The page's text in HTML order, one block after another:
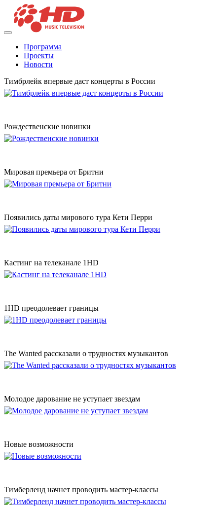
Программа
Проекты
Новости
Тимбрлейк впервые даст концерты в России
Рождественские новинки
Мировая премьера от Бритни
Появились даты мирового тура Кети Перри
Кастинг на телеканале 1HD
1HD преодолевает границы
The Wanted рассказали о трудностях музыкантов
Молодое дарование не уступает звездам
Новые возможности
Тимберленд начнет проводить мастер-классы